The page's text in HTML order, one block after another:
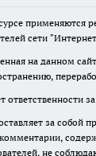
применяются
сети
на данном
за собой
не